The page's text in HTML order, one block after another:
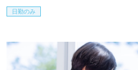
日勤のみ